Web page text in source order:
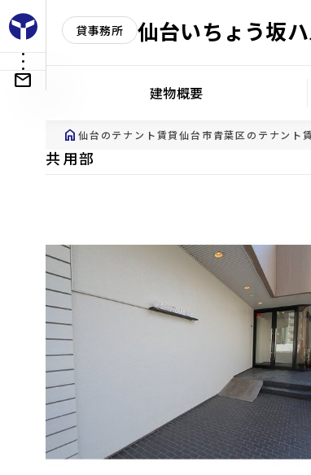
貸事務所 仙台いちょう坂
建物概要
home 仙台のテナント賃貸仙台市青葉区のテナント
共用部